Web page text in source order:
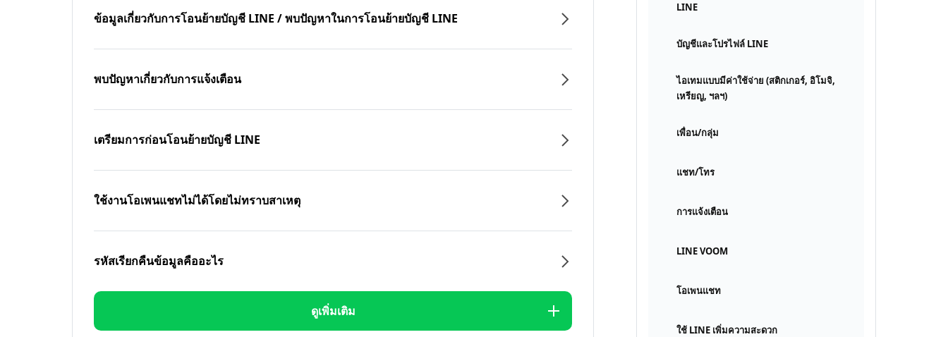
LINE
บัญชีและโปรไฟล์ LINE
ไอเทมแบบมีค่าใช้จ่าย (สติกเกอร์, อิโมจิ,
เหรียญ, ฯลฯ)
เพื่อน/กลุ่ม
แชท/โทร
การแจ้งเตือน
LINE VOOM
โอเพนแชท
ใช้ LINE เพิ่มความสะดวก
ข้อมูลเกี่ยวกับการโอนย้ายบัญชี LINE / พบปัญหาในการโอนย้ายบัญชี LINE
พบปัญหาเกี่ยวกับการแจ้งเตือน
เตรียมการก่อนโอนย้ายบัญชี LINE
ใช้งานโอเพนแชทไม่ได้โดยไม่ทราบสาเหตุ
รหัสเรียกคืนข้อมูลคืออะไร
ดูเพิ่มเติม